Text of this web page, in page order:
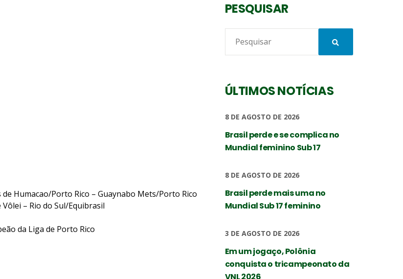
Humacao/Porto Rico – Guaynabo Mets/Porto Rico
– Rio do Sul/Equibrasil
da Liga de Porto Rico
PESQUISAR
ÚLTIMOS NOTÍCIAS
8 DE AGOSTO DE 2026
Brasil perde e se complica no
Mundial feminino Sub 17
8 DE AGOSTO DE 2026
Brasil perde mais uma no
Mundial Sub 17 feminino
3 DE AGOSTO DE 2026
Em um jogaço, Polônia
conquista o tricampeonato da